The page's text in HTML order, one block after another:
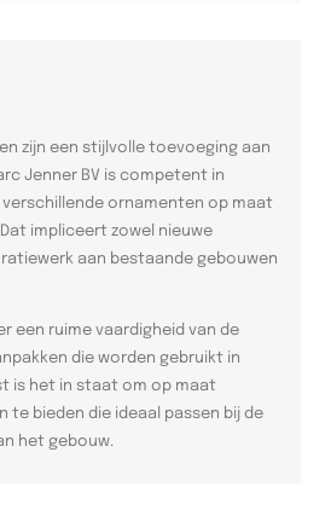
zijn een stijlvolle toevoeging aan
Jenner BV is competent in
ornamenten op maat
impliceert zowel nieuwe
aan bestaande gebouwen
een ruime vaardigheid van de
die worden gebruikt in
is het in staat om op maat
te bieden die ideaal passen bij de
het gebouw.